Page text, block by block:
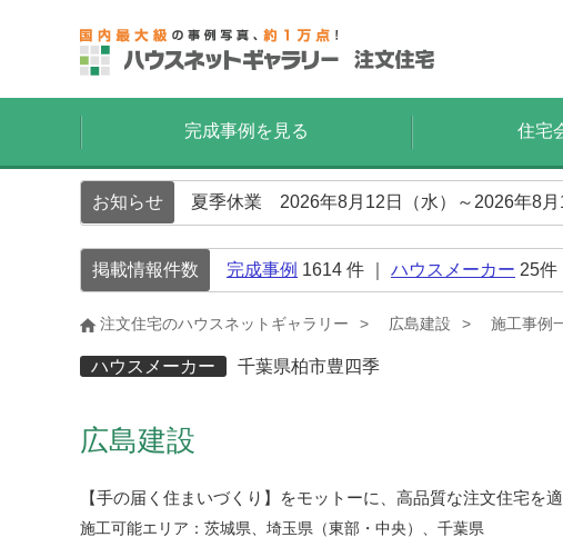
完成事例を見る 住宅
お知らせ 夏季休業 2026年8月12日（水）～2026年8
掲載情報件数 完成事例 1614 件 ｜ ハウスメーカー 25件
注文住宅のハウスネットギャラリー 広島建設 施工事例
ハウスメーカー 千葉県柏市豊四季
広島建設
【手の届く住まいづくり】をモットーに、高品質な注文住宅を
施工可能エリア： 茨城県、埼玉県（東部・中央）、千葉県